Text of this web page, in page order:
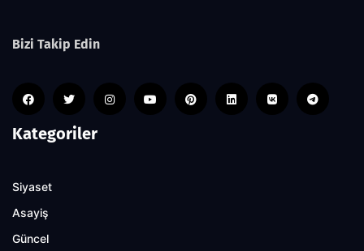
Bizi Takip Edin
Kategoriler
Siyaset
Asayiş
Güncel